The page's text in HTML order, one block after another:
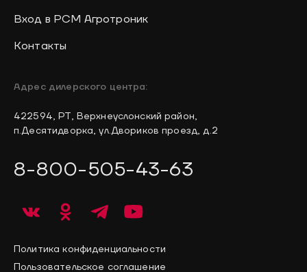
Вход в РСМ Агротроник
Контакты
Адрес дилерского центра:
422594, РТ, Верхнеуслонский район,
п.Десятидворка, ул.Двориков проезд, д.2
8-800-505-43-63
Политика конфиденциальности
Пользовательское соглашение